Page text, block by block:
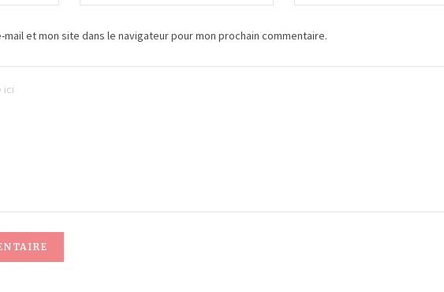
et mon site dans le navigateur pour mon prochain commentaire.